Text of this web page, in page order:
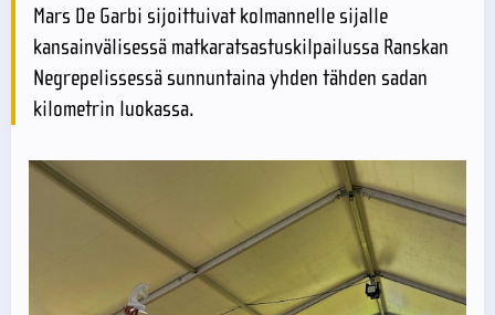
Mars De Garbi sijoittuivat kolmannelle sijalle
kansainvälisessä matkaratsastuskilpailussa Ranskan
Negrepelissessä sunnuntaina yhden tähden sadan
kilometrin luokassa.